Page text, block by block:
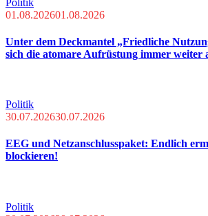
01.08.202601.08.2026
Unter dem Deckmantel „Friedliche
sich die atomare Aufrüstung immer weiter
Politik
30.07.202630.07.2026
EEG und Netzanschlusspaket: Endlich
blockieren!
Politik